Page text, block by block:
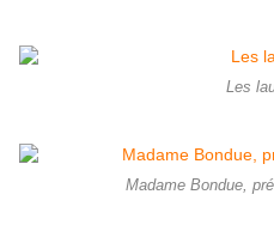
Les
Madame Bondue,